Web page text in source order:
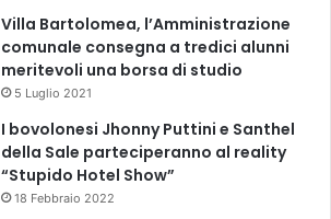
Villa Bartolomea, l’Amministrazione
comunale consegna a tredici alunni
meritevoli una borsa di studio
5 Luglio 2021
I bovolonesi Jhonny Puttini e Santhel
della Sale parteciperanno al reality
“Stupido Hotel Show”
18 Febbraio 2022